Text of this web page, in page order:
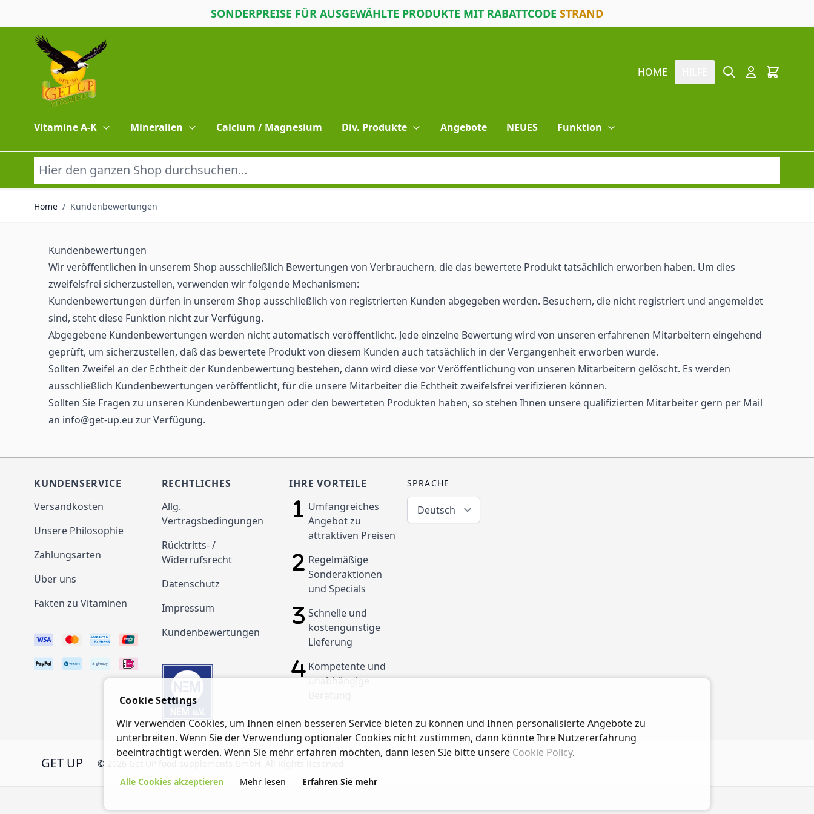
SONDERPREISE FÜR AUSGEWÄHLTE PRODUKTE MIT RABATTCODE STRAND
Direkt zum Inhalt
Vitamine A-K Mineralien Calcium / Magnesium Div. Produkte Angebote NEUES Funktion
HOME Suche Cart
Home / Kundenbewertungen
Kundenbewertungen
Wir veröffentlichen in unserem Shop ausschließlich Bewertungen von Verbrauchern, die das bewertete Produkt tatsächlich erworben haben. Um dies
zweifelsfrei sicherzustellen, verwenden wir folgende Mechanismen:
Kundenbewertungen dürfen in unserem Shop ausschließlich von registrierten Kunden abgegeben werden. Besuchern, die nicht registriert und angemeldet
sind, steht diese Funktion nicht zur Verfügung.
Abgegebene Kundenbewertungen werden nicht automatisch veröffentlicht. Jede einzelne Bewertung wird von unseren erfahrenen Mitarbeitern eingehend
geprüft, um sicherzustellen, daß das bewertete Produkt von diesem Kunden auch tatsächlich in der Vergangenheit erworben wurde.
Sollten Zweifel an der Echtheit der Kundenbewertung bestehen, dann wird diese vor Veröffentlichung von unseren Mitarbeitern gelöscht. Es werden
ausschließlich Kundenbewertungen veröffentlicht, für die unsere Mitarbeiter die Echtheit zweifelsfrei verifizieren können.
Sollten Sie Fragen zu unseren Kundenbewertungen oder den bewerteten Produkten haben, so stehen Ihnen unsere qualifizierten Mitarbeiter gern per Mail
an info@get-up.eu zur Verfügung.
KUNDENSERVICE
Versandkosten
Unsere Philosophie
Zahlungsarten
Über uns
Fakten zu Vitaminen
RECHTLICHES
Allg.
Vertragsbedingungen
Rücktritts- /
Widerrufsrecht
Datenschutz
Impressum
Kundenbewertungen
IHRE VORTEILE
Umfangreiches
Angebot zu
attraktiven Preisen
Regelmäßige
Sonderaktionen
und Specials
Schnelle und
kostengünstige
Lieferung
Kompetente und
unabhängige
SPRACHE
Deutsch
GET UP © 2026 Get UP food supplements GmbH. All Rights Reserved.
Cookie Settings
Wir verwenden Cookies, um Ihnen einen besseren Service bieten zu können und Ihnen personalisierte Angebote zu
unterbreiten. Wenn Sie der Verwendung optionaler Cookies nicht zustimmen, dann könnte Ihre Nutzererfahrung
beeinträchtigt werden. Wenn Sie mehr erfahren möchten, dann lesen SIe bitte unsere Cookie Policy.
Alle Cookies akzeptieren Mehr lesen Erfahren Sie mehr